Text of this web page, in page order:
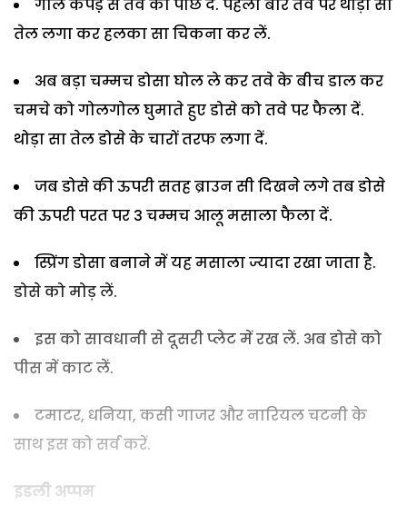
गीले कपडे़ से तवे को पोछ दें. पहली बार तवे पर थोड़ा सा
तेल लगा कर हलका सा चिकना कर लें.
अब बड़ा चम्मच डोसा घोल ले कर तवे के बीच डाल कर
चमचे को गोलगोल घुमाते हुए डोसे को तवे पर फैला दें.
थोड़ा सा तेल डोसे के चारों तरफ लगा दें.
जब डोसे की ऊपरी सतह ब्राउन सी दिखने लगे तब डोसे
की ऊपरी परत पर 3 चम्मच आलू मसाला फैला दें.
स्प्रिंग डोसा बनाने में यह मसाला ज्यादा रखा जाता है.
डोसे को मोड़ लें.
इस को सावधानी से दूसरी प्लेट में रख लें. अब डोसे को
पीस में काट लें.
टमाटर, धनिया, कसी गाजर और नारियल चटनी के
साथ इस को सर्व करें.
इडली अप्पम